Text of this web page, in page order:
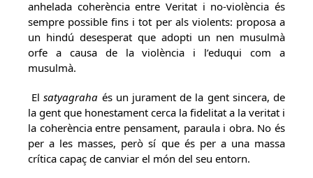
anhelada coherència entre Veritat i no-violència és
sempre possible fins i tot per als violents: proposa a
un hindú desesperat que adopti un nen musulmà
orfe a causa de la violència i l’eduqui com a
musulmà.
Elsatyagraha és un jurament de la gent sincera, de
la gent que honestament cerca la fidelitat a la veritat i
la coherència entre pensament, paraula i obra. No és
per a les masses, però sí que és per a una massa
crítica capaç de canviar el món del seu entorn.